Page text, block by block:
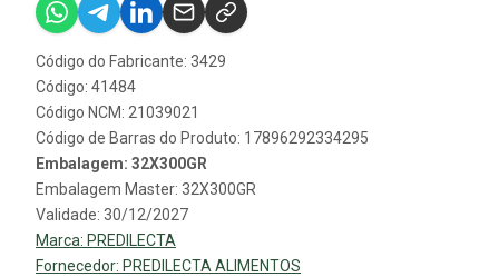
Código do Fabricante: 3429
Código: 41484
Código NCM: 21039021
Código de Barras do Produto: 17896292334295
Embalagem: 32X300GR
Embalagem Master: 32X300GR
Validade: 30/12/2027
Marca: PREDILECTA
Fornecedor: PREDILECTA ALIMENTOS